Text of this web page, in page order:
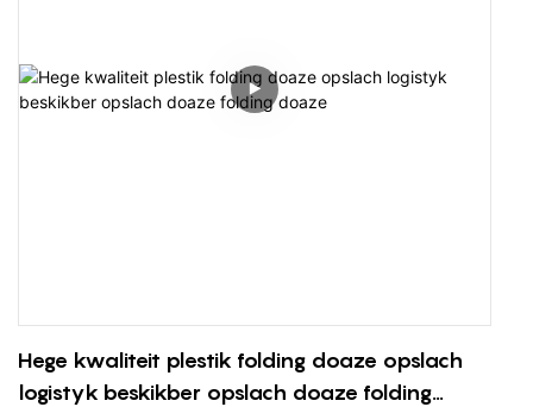
Hege kwaliteit plestik folding doaze opslach
logistyk beskikber opslach doaze folding